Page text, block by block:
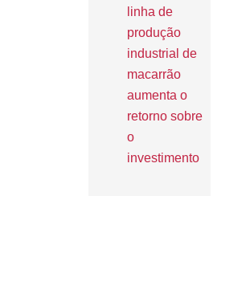
linha de
produção
industrial de
macarrão
aumenta o
retorno sobre
o
investimento